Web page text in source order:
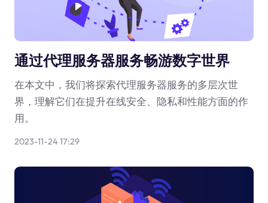
通过代理服务器服务畅游数字世界
在本文中，我们将探索代理服务器服务的多层次世
界，理解它们在提升在线安全、隐私和性能方面的作
用。
2023-11-24 17:29